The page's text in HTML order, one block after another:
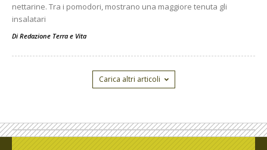
nettarine. Tra i pomodori, mostrano una maggiore tenuta gli
insalatari
Di Redazione Terra e Vita
Carica altri articoli